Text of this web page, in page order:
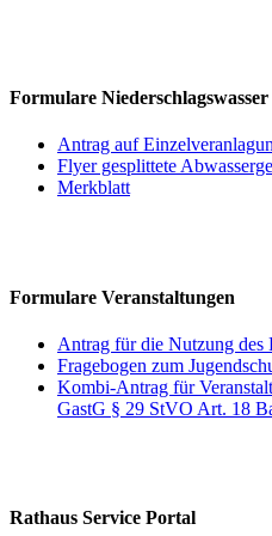
Formulare
Antrag auf
Flyer gesplittete
Merkblatt
Formulare Veranstaltungen
Antrag für die Nutzung des
Fragebogen zum
Kombi-Antrag für
GastG § 29 StVO Art. 18
Rathaus Service Portal